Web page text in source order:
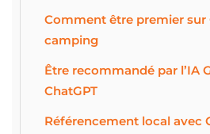
Comment être premier sur
camping
Être recommandé par l’IA
ChatGPT
Référencement local avec